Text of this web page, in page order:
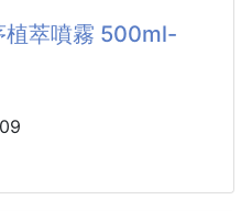
一片
植萃噴霧 500ml-